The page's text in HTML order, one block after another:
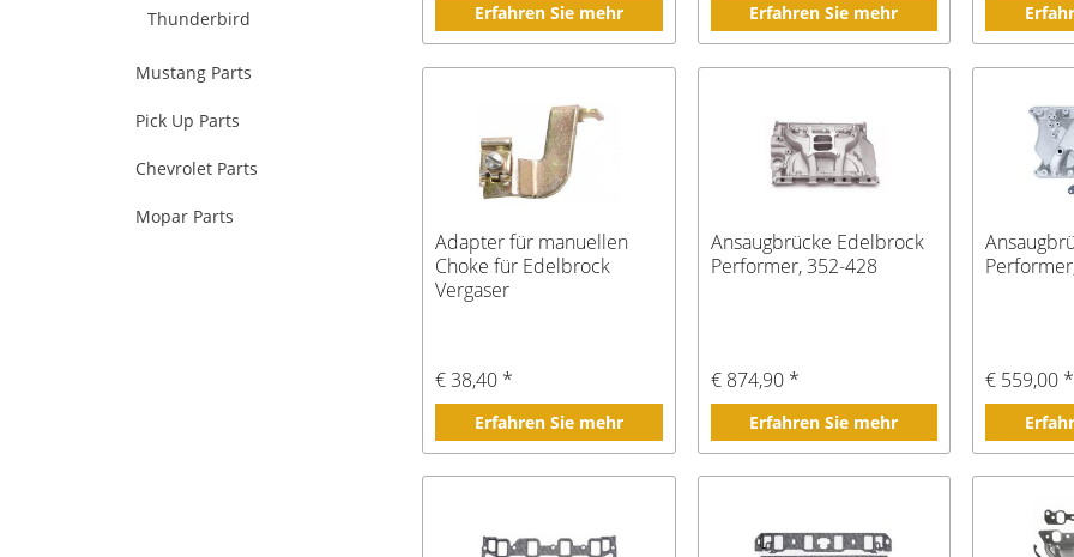
Thunderbird
Mustang Parts
Pick Up Parts
Chevrolet Parts
Mopar Parts
Erfahren Sie mehr Erfahren Sie mehr
Adapter für manuellen
Choke für Edelbrock
Vergaser
€ 38,40 *
Erfahren Sie mehr
Ansaugbrücke Edelbrock
Performer, 352-428
€ 874,90 *
Erfahren Sie mehr
€ 559,00 *